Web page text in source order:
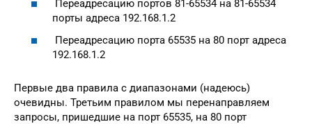
Переадресацию портов 81-65534 на 81-65534
порты адреса 192.168.1.2
Переадресацию порта 65535 на 80 порт адреса
192.168.1.2
Первые два правила с диапазонами (надеюсь)
очевидны. Третьим правилом мы перенаправляем
запросы, пришедшие на порт 65535, на 80 порт